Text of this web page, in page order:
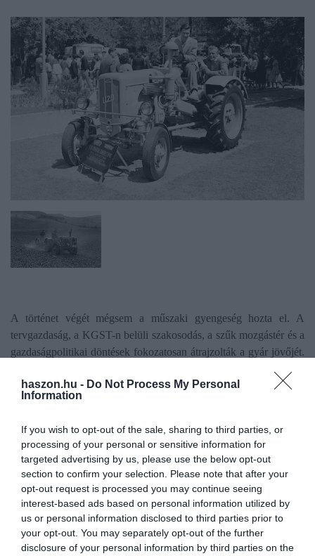
haszon.hu - Do Not Process My Personal
Information
If you wish to opt-out of the sale, sharing to third parties, or
processing of your personal or sensitive information for
targeted advertising by us, please use the below opt-out
section to confirm your selection. Please note that after your
opt-out request is processed you may continue seeing
interest-based ads based on personal information utilized by
us or personal information disclosed to third parties prior to
your opt-out. You may separately opt-out of the further
disclosure of your personal information by third parties on the
A történet végét mégsem a műszaki gyengeség hozta el. A
tervgazdaság, a KGST-n belüli szakosodás, a szűk mozgástér és a
gazdaságpolitikai döntések fokozatosan átrajzolták a gyár jövőjét.
struktúrájába , az utolsó kispesti traktor pedig 1974-ben gördült
le a gyártósorról. A későbbi fejlesztések már nem jutottak
A rendszerváltás után a privatizáció, a nemzetközi verseny és az
ipari szerkezetváltás újabb terheket hozott. A Vörös Csillag
Traktorgyár felszámolása 2006-ban indult, és 2010-ben zárult le
véglegesen. A Dutra mégis megmaradt a magyar ipari
emlékezetben: az Agroinformszerintműködő példányok mai
napig feltűnnek gyűjtőknél és restaurátoroknál.